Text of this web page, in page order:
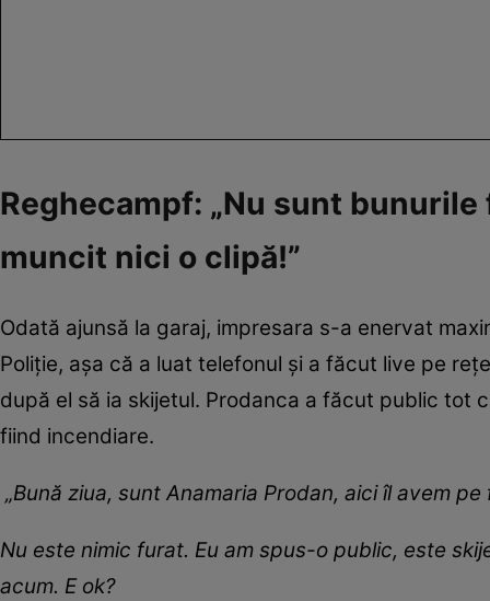
Reghecampf: „Nu sunt
muncit nici o clipă!”
Odată ajunsă la garaj, impresara s-a enervat
Poliție, așa că a luat telefonul și a făcut live pe
după el să ia skijetul. Prodanca a făcut public tot
fiind incendiare.
„Bună ziua, sunt Anamaria Prodan, aici îl avem
Nu este nimic furat. Eu am spus-o public, este
acum. E ok?